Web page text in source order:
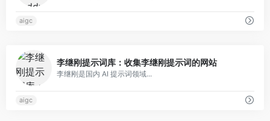
41
Michael Saylor：比特币不需要
Clarity法案，而美国需要监管清晰度
国本土扩张芯片业务
43 AI 与链上安全 | AI 监管让资金盘空
气币无处遁形
44
aigc
李继刚提示词库：收集李继刚提示词的网站
李继刚是国内 AI 提示词领域...
aigc